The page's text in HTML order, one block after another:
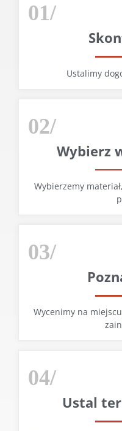
01/
Ustalimy
02/
Wybierz
Wybierzemy
03/
Wycenimy na
04/
Ustal